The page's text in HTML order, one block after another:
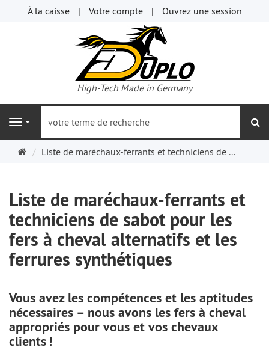
À la caisse Votre compte Ouvrez une session
High-Tech Made in Germany
Navigation
PageListe de maréchaux-ferrants et techniciens de ...
Liste de maréchaux-ferrants et
techniciens de sabot pour les
fers à cheval alternatifs et les
ferrures synthétiques
Vous avez les compétences et les aptitudes
nécessaires – nous avons les fers à cheval
appropriés pour vous et vos chevaux
clients !